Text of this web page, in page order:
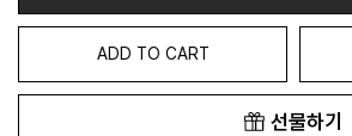
ADD TO CART
선물하기